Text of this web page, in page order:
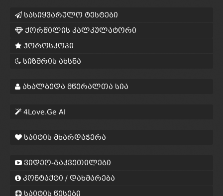
სასიყვარულო ტესტები
ქორწილის კალკულატორი
ჰოროსკოპი
სიზმრის ახსნა
ახალბედა მწერალთა სია
4Love.Ge AI
საიტის მხარდაჭერა
ვიდეო-გაკვეთილები
კონტაქტი / დახმარება
საიტის წესები